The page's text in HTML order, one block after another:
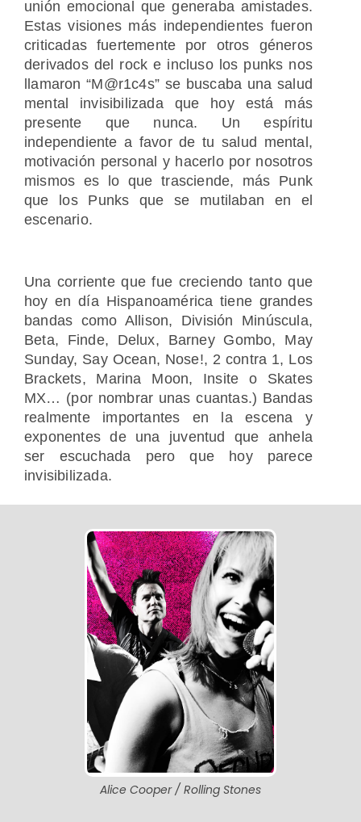
Alice Cooper / Rolling Stones
unión emocional que generaba amistades.
Estas visiones más independientes fueron
criticadas fuertemente por otros géneros
derivados del rock e incluso los punks nos
llamaron “M@r1c4s” se buscaba una salud
mental invisibilizada que hoy está más
presente que nunca. Un espíritu
independiente a favor de tu salud mental,
motivación personal y hacerlo por nosotros
mismos es lo que trasciende, más Punk
que los Punks que se mutilaban en el
escenario.
Una corriente que fue creciendo tanto que
hoy en día Hispanoamérica tiene grandes
bandas como Allison, División Minúscula,
Beta, Finde, Delux, Barney Gombo, May
Sunday, Say Ocean, Nose!, 2 contra 1, Los
Brackets, Marina Moon, Insite o Skates
MX… (por nombrar unas cuantas.) Bandas
realmente importantes en la escena y
exponentes de una juventud que anhela
ser escuchada pero que hoy parece
invisibilizada.